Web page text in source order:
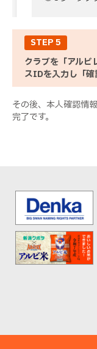
STEP 5
クラブを「アルビ
スIDを入力し「確
その後、本人確認情
完了です。